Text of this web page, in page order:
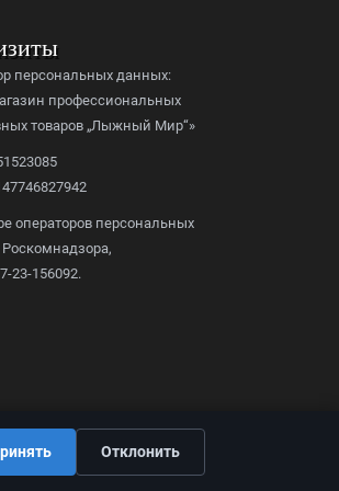
персональных данных:
профессиональных
товаров „Лыжный Мир“»
операторов персональных
23-156092.
Отклонить